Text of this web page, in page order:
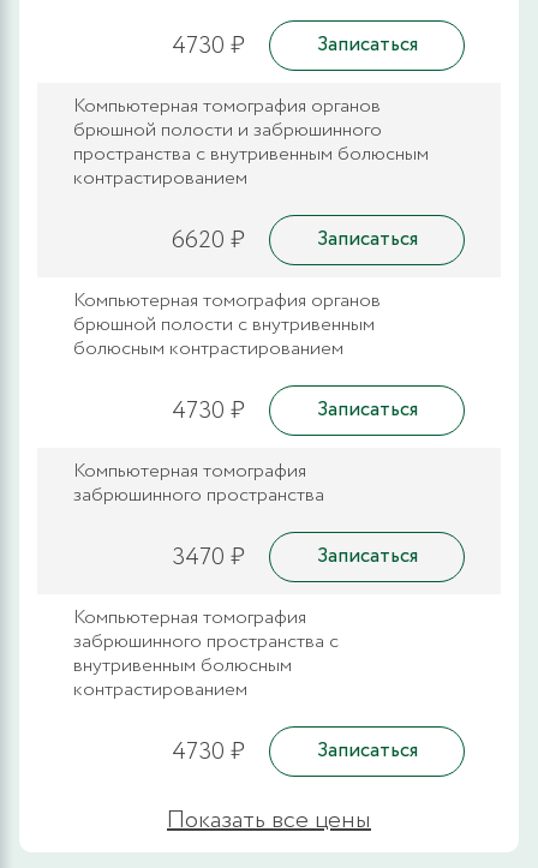
4730 ₽ Записаться
Компьютерная томография органов
брюшной полости и забрюшинного
пространства с внутривенным болюсным
контрастированием
6620 ₽ Записаться
Компьютерная томография органов
брюшной полости с внутривенным
болюсным контрастированием
4730 ₽ Записаться
Компьютерная томография
забрюшинного пространства
3470 ₽ Записаться
Компьютерная томография
забрюшинного пространства с
внутривенным болюсным
контрастированием
4730 ₽ Записаться
Показать все цены